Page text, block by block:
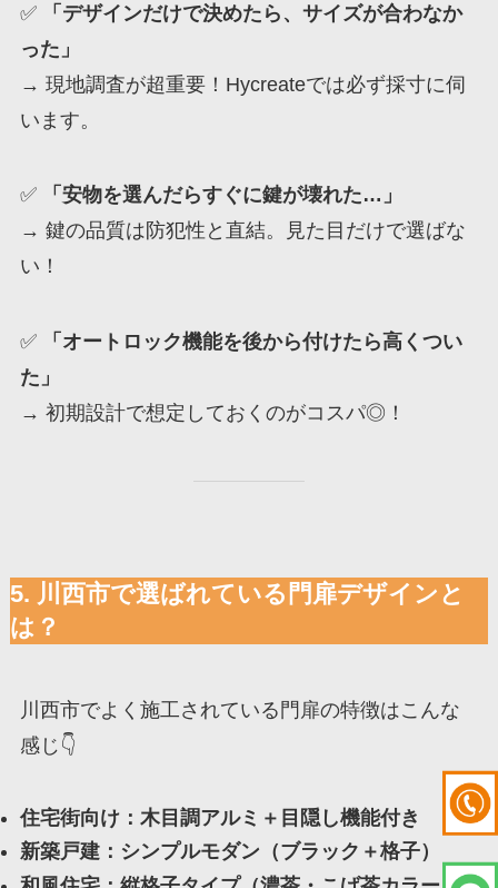
✅
「デザインだけで決めたら、サイズが合わなか
った」
→ 現地調査が超重要！Hycreateでは必ず採寸に伺
います。
✅
「安物を選んだらすぐに鍵が壊れた…」
→ 鍵の品質は防犯性と直結。見た目だけで選ばな
い！
✅
「オートロック機能を後から付けたら高くつい
た」
→ 初期設計で想定しておくのがコスパ◎！
5. 川西市で選ばれている門扉デザインと
は？
川西市でよく施工されている門扉の特徴はこんな
感じ👇
住宅街向け：木目調アルミ＋目隠し機能付き
新築戸建：シンプルモダン（ブラック＋格子）